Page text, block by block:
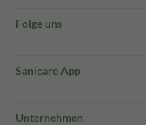
Folge uns
Sanicare App
Unternehmen